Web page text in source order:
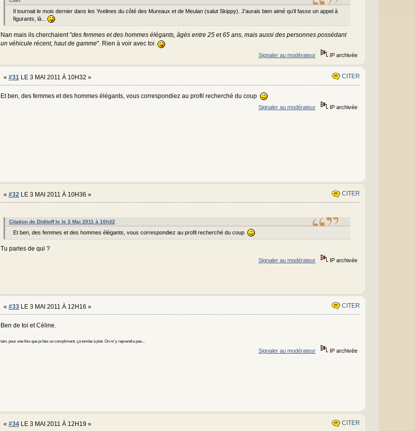
Il tournait le mois dernier dans les Yvelines du côté des Mureaux et de Meulan (salut Skippy). J'aurais bien aimé qu'il fasse un appel à
figurants, là...
Nan mais ils cherchaient "des femmes et des hommes élégants, âgés entre 25 et 65 ans, mais aussi des personnes possédant
un véhicule récent, haut de gamme". Rien à voir avec toi
Signaler au modérateur IP archivée
« #31 LE 3 MAI 2011 À 10H32 » CITER
Et ben, des femmes et des hommes élégants, vous correspondiez au profil recherché du coup
Signaler au modérateur IP archivée
« #32LE 3 MAI 2011 À 10H36 » CITER
Citation de Diditoff le le 3 Mai 2011 à 10h32
Et ben, des femmes et des hommes élégants, vous correspondiez au profil recherché du coup
Tu parles de qui ?
Signaler au modérateur IP archivée
« #33LE 3 MAI 2011 À 12H16 » CITER
Ben de toi et Céline.
tain, pour une fois que je fais un compliment, ça tombe à plat. On m'y reprendra pas...
Signaler au modérateur IP archivée
« #34LE 3 MAI 2011 À 12H19 » CITER